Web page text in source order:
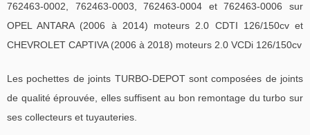
762463-0002, 762463-0003, 762463-0004 et 762463-0006 sur
OPEL ANTARA (2006 à 2014) moteurs 2.0 CDTI 126/150cv et
CHEVROLET CAPTIVA (2006 à 2018) moteurs 2.0 VCDi 126/150cv
Les pochettes de joints TURBO-DEPOT sont composées de joints
de qualité éprouvée, elles suffisent au bon remontage du turbo sur
ses collecteurs et tuyauteries.